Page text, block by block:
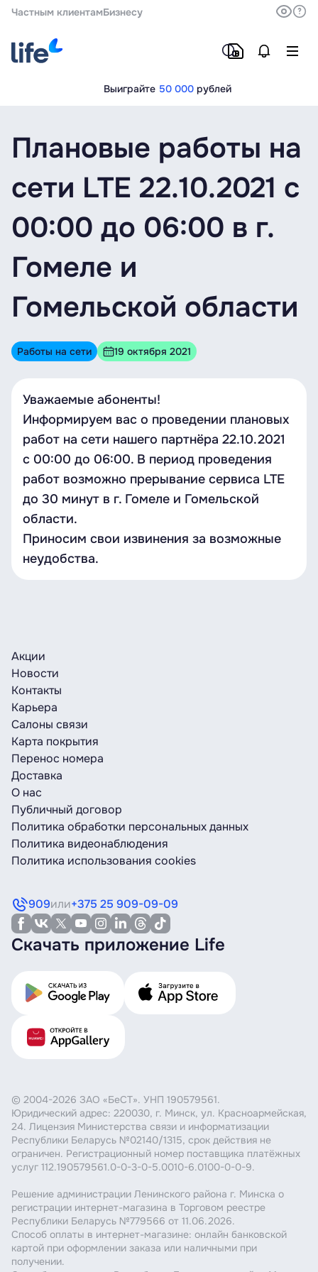
Частным клиентамБизнесу
Выиграйте 50 000 рублей
Плановые работы на
сети LTE 22.10.2021 с
00:00 до 06:00 в г.
Гомеле и
Гомельской области
Работы на сети 19 октября 2021
Уважаемые абоненты!
Информируем вас о проведении плановых
работ на сети нашего партнёра 22.10.2021
с 00:00 до 06:00. В период проведения
работ возможно прерывание сервиса LTE
до 30 минут в г. Гомеле и Гомельской
области.
Приносим свои извинения за возможные
неудобства.
Акции
Новости
Контакты
Карьера
Салоны связи
Карта покрытия
Перенос номера
Доставка
О нас
Публичный договор
Политика обработки персональных данных
Политика видеонаблюдения
Политика использования cookies
909или+375 25 909-09-09
Скачать приложение Life
© 2004-2026 ЗАО «БеСТ». УНП 190579561.
Юридический адрес: 220030, г. Минск, ул. Красноармейская,
24. Лицензия Министерства связи и информатизации
Республики Беларусь №02140/1315, срок действия не
ограничен. Регистрационный номер поставщика платёжных
услуг 112.190579561.0-0-3-0-5.0010-6.0100-0-0-9.
Решение администрации Ленинского района г. Минска о
регистрации интернет-магазина в Торговом реестре
Республики Беларусь №779566 от 11.06.2026.
Способ оплаты в интернет-магазине: онлайн банковской
картой при оформлении заказа или наличными при
получении.